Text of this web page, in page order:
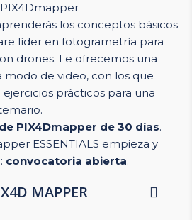
los conceptos básicos
líder en fotogrametría para
drones. Le ofrecemos una
modo de video, con los que
prácticos para una
PIX4Dmapper de 30 días.
ESSENTIALS empieza y
convocatoria abierta.
MAPPER